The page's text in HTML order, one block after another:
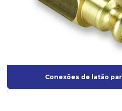
Onde comprar aerógrafo para
Pistola para aplicação de textura
Pistola de pintura de alta pressão
Conexões de latão